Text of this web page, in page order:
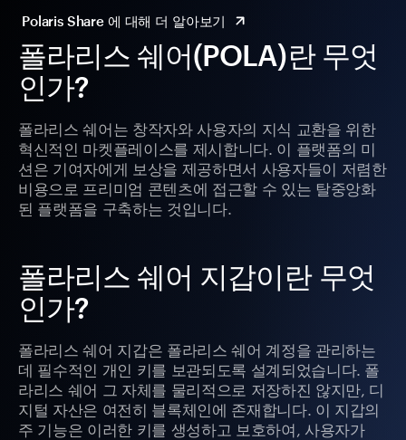
폴라리스 쉐어(POLA)란 무엇
인가?
폴라리스 쉐어는 창작자와 사용자의 지식 교환을 위한
혁신적인 마켓플레이스를 제시합니다. 이 플랫폼의 미
션은 기여자에게 보상을 제공하면서 사용자들이 저렴한
비용으로 프리미엄 콘텐츠에 접근할 수 있는 탈중앙화
된 플랫폼을 구축하는 것입니다.
폴라리스 쉐어 지갑이란 무엇
인가?
폴라리스 쉐어 지갑은 폴라리스 쉐어 계정을 관리하는
데 필수적인 개인 키를 보관되도록 설계되었습니다. 폴
라리스 쉐어 그 자체를 물리적으로 저장하진 않지만, 디
지털 자산은 여전히 블록체인에 존재합니다. 이 지갑의
주 기능은 이러한 키를 생성하고 보호하여, 사용자가
Polaris Share 에 대해 더 알아보기